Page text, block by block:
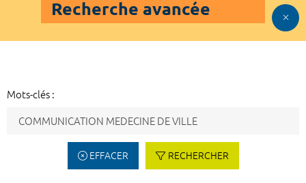
Recherche avancée
Mots-clés :
EFFACER RECHERCHER